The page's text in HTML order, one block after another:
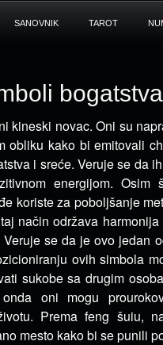
SANOVNIK TAROT
bogatstva
kineski novac. Oni su
obliku kako bi emitovali
i sreće. Veruje se da
energijom. Osim
koriste za poboljšanje
način održava
se da je ovo jedan
ovih simbola
sukobe sa drugim
oni mogu
Prema feng šuiu,
mesto kako bi se punili